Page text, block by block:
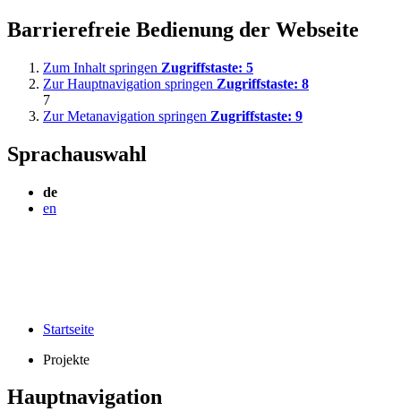
Barrierefreie Bedienung der Webseite
Zum Inhalt springen Zugriffstaste: 5
Zur Hauptnavigation springen Zugriffstaste: 8
7
Zur Metanavigation springen Zugriffstaste: 9
Sprachauswahl
de
en
Startseite
Projekte
Hauptnavigation